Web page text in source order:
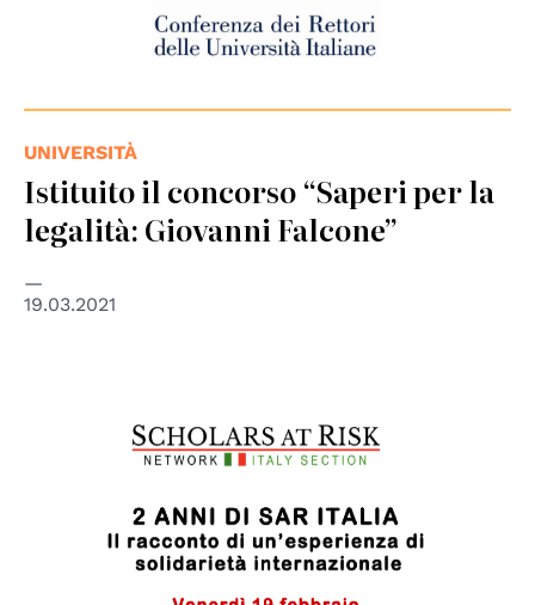
UNIVERSITÀ
Istituito il concorso “Saperi per la
legalità: Giovanni Falcone”
19.03.2021